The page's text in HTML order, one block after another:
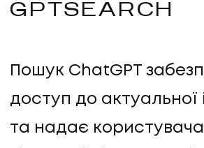
GPTSEARCH
Пошук ChatGPT
доступ до актуальної
та надає